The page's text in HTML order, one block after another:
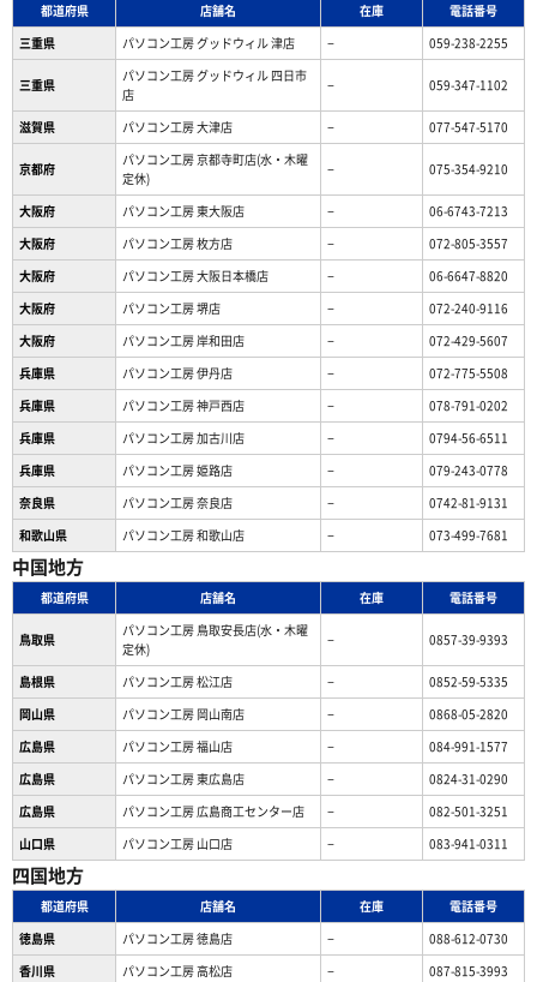
都道府県 店舗名 在庫
電話番号
三重県
パソコン工房 グッドウィル 津店 − 059-238-2255
三重県
パソコン工房 グッドウィル 四日市
店
− 059-347-1102
滋賀県 パソコン工房 大津店 − 077-547-5170
京都府
パソコン工房 京都寺町店(水・木曜
定休)
− 075-354-9210
大阪府 パソコン工房 東大阪店 −
06-6743-7213
大阪府
パソコン工房 枚方店 −
072-805-3557
大阪府
パソコン工房 大阪日本橋店 −
06-6647-8820
大阪府
パソコン工房 堺店 −
072-240-9116
大阪府
パソコン工房 岸和田店 −
072-429-5607
兵庫県
パソコン工房 伊丹店 −
072-775-5508
兵庫県
パソコン工房 神戸西店 −
078-791-0202
兵庫県
パソコン工房 加古川店 −
0794-56-6511
兵庫県
パソコン工房 姫路店 −
079-243-0778
奈良県
パソコン工房 奈良店 −
0742-81-9131
和歌山県
パソコン工房 和歌山店 − 073-499-7681
中国地方
都道府県 店舗名 在庫 電話番号
鳥取県
パソコン工房 鳥取安長店(水・木曜
定休)
− 0857-39-9393
島根県 パソコン工房 松江店 −
0852-59-5335
岡山県
パソコン工房 岡山南店 −
0868-05-2820
広島県
パソコン工房 福山店 −
084-991-1577
広島県
パソコン工房 東広島店 −
0824-31-0290
広島県
パソコン工房 広島商工センター店 −
082-501-3251
山口県
パソコン工房 山口店 − 083-941-0311
四国地方
都道府県 店舗名 在庫
電話番号
徳島県
パソコン工房 徳島店 −
088-612-0730
香川県
パソコン工房 高松店 − 087-815-3993